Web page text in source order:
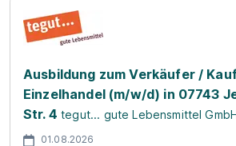
Ausbildung zum Verkäufer /
Einzelhandel (m/w/d) in 07743
Str. 4 tegut... gute Lebensmittel
01.08.2026